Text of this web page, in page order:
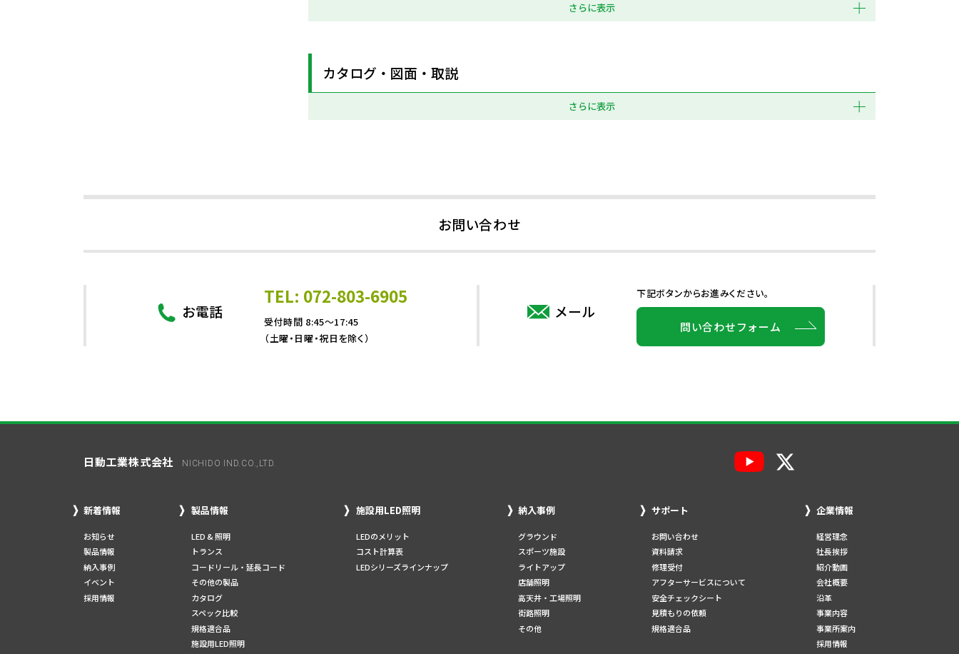
さらに表示
カタログ・図面・取説
さらに表示
お問い合わせ
お電話
TEL: 072-803-6905
受付時間 8:45～17:45
（土曜・日曜・祝日を除く）
メール
下記ボタンからお進みください。
問い合わせフォーム
日動工業株式会社 NICHIDO IND.CO.,LTD.
新着情報
お知らせ
製品情報
納入事例
イベント
採用情報
製品情報
LED & 照明
トランス
コードリール・延長コード
その他の製品
カタログ
スペック比較
規格適合品
施設用LED照明
施設用LED照明
LEDのメリット
コスト計算表
LEDシリーズラインナップ
納入事例
グラウンド
スポーツ施設
ライトアップ
店舗照明
高天井・工場照明
街路照明
その他
サポート
お問い合わせ
資料請求
修理受付
アフターサービスについて
安全チェックシート
見積もりの依頼
規格適合品
企業情報
経営理念
社長挨拶
紹介動画
会社概要
沿革
事業内容
事業所案内
採用情報